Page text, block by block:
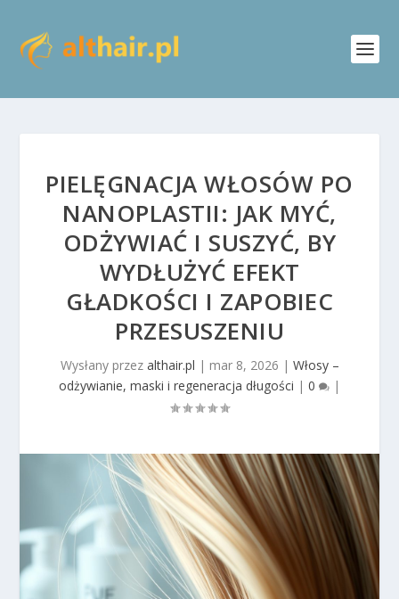
PIELĘGNACJA WŁOSÓW PO
NANOPLASTII: JAK MYĆ,
ODŻYWIAĆ I SUSZYĆ, BY
WYDŁUŻYĆ EFEKT
GŁADKOŚCI I ZAPOBIEC
PRZESUSZENIU
Wysłany przez althair.pl | mar 8, 2026 | Włosy –
odżywianie, maski i regeneracja długości | 0 |